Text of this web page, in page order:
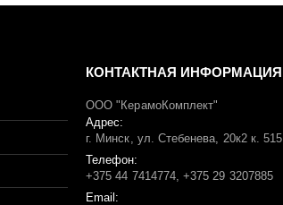
КОНТАКТНАЯ ИНФОРМАЦИЯ
ООО "КерамоКомплект"
Адрес:
г. Минск, ул. Стебенева, 20к2 к. 515
Телефон:
+375 44 7414774, +375 29 3207885
Email: